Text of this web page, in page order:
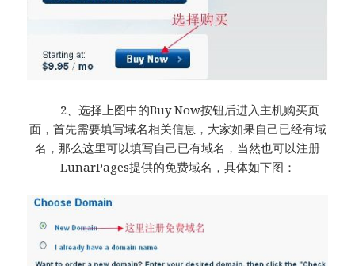
2、选择上图中的Buy Now按钮后进入主机购买页
面，首先需要填写域名相关信息，大家如果自己已经有域
名，那么这里可以填写自己已有域名，当然也可以注册
LunarPages提供的免费域名，具体如下图：